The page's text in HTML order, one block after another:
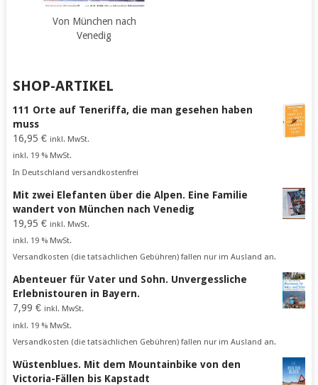
Von München nach
Venedig
SHOP-ARTIKEL
111 Orte auf Teneriffa, die man gesehen haben
muss
16,95 € inkl. MwSt.
inkl. 19 % MwSt.
In Deutschland versandkostenfrei
Mit zwei Elefanten über die Alpen. Eine Familie
wandert von München nach Venedig
19,95 € inkl. MwSt.
inkl. 19 % MwSt.
Versandkosten (die tatsächlichen Gebühren) fallen nur im Ausland an.
Abenteuer für Vater und Sohn. Unvergessliche
Erlebnistouren in Bayern.
7,99 € inkl. MwSt.
inkl. 19 % MwSt.
Versandkosten (die tatsächlichen Gebühren) fallen nur im Ausland an.
Wüstenblues. Mit dem Mountainbike von den
Victoria-Fällen bis Kapstadt